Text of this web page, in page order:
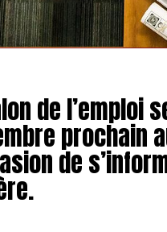
de l’emploi
prochain
de